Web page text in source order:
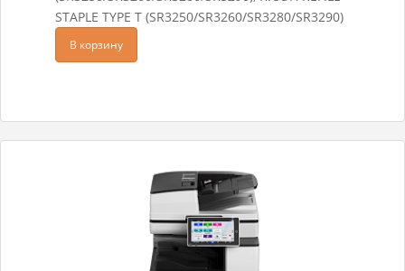
STAPLE TYPE T (SR3250/SR3260/SR3280/SR3290)
В корзину